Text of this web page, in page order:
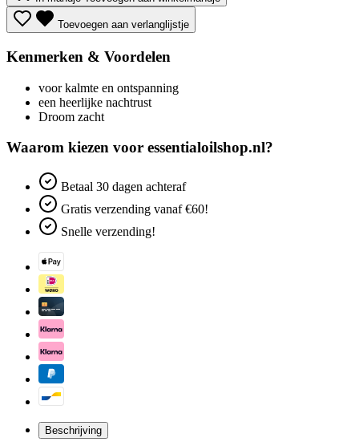
Toevoegen aan verlanglijstje
Kenmerken & Voordelen
voor kalmte en ontspanning
een heerlijke nachtrust
Droom zacht
Waarom kiezen voor essentialoilshop.nl?
Betaal 30 dagen achteraf
Gratis verzending vanaf €60!
Snelle verzending!
Beschrijving